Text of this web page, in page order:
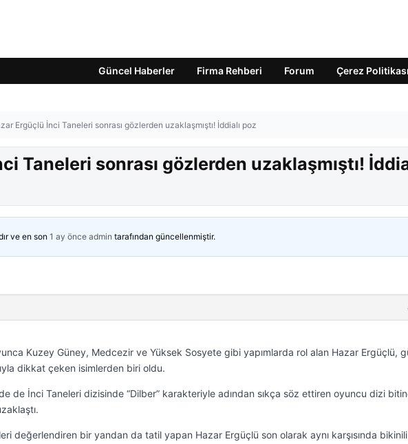
Güncel Haberler Firma Rehberi Forum Çerez Politikası
Ergüçlü İnci Taneleri sonrası gözlerden uzaklaşmıştı! İddialı poz
Taneleri sonrası gözlerden uzaklaşmıştı!
ve en son 1 ay önce admin tarafından güncellenmiştir.
Kuzey Güney, Medcezir ve Yüksek Sosyete gibi yapımlarda rol alan Hazar Ergüçlü,
dikkat çeken isimlerden biri oldu.
de İnci Taneleri dizisinde “Dilber” karakteriyle adından sıkça söz ettiren oyuncu dizi
değerlendiren bir yandan da tatil yapan Hazar Ergüçlü son olarak aynı karşısında